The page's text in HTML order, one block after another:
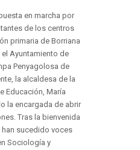
en marcha por
de los centros
primaria de Borriana
Ayuntamiento de
Penyagolosa de
la alcaldesa de la
Educación, María
la encargada de abrir
Tras la bienvenida
han sucedido voces
Sociología y